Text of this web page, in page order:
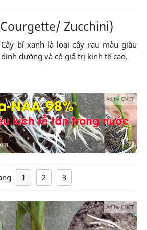
Zucchini)
Cây bí xanh là loại cây rau màu giàu
dinh dưỡng và có giá trị kinh tế cao.
Ad by CNCT
1 2 3
Ad by CNCT